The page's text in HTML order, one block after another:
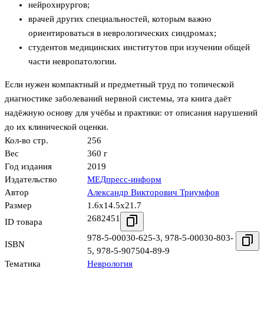
нейрохирургов;
врачей других специальностей, которым важно
ориентироваться в неврологических синдромах;
студентов медицинских институтов при изучении общей
части невропатологии.
Если нужен компактный и предметный труд по топической
диагностике заболеваний нервной системы, эта книга даёт
надёжную основу для учёбы и практики: от описания нарушений
до их клинической оценки.
Кол-во стр.
256
Вес
360 г
Год издания
2019
Издательство
МЕДпресс-информ
Автор
Александр Викторович Триумфов
Размер
1.6x14.5x21.7
ID товара
2682451
ISBN
978-5-00030-625-3, 978-5-00030-803-
5, 978-5-907504-89-9
Тематика
Неврология